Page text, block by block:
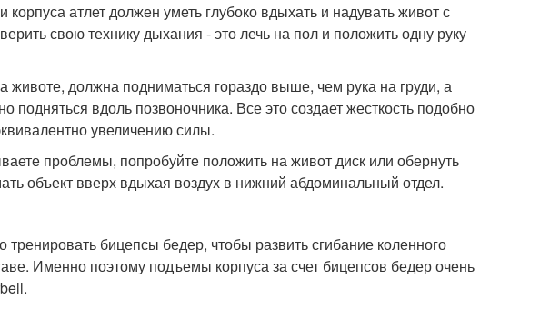
атлет должен уметь глубоко вдыхать и надувать живот с
свою технику дыхания - это лечь на пол и положить одну руку
животе, должна подниматься гораздо выше, чем рука на груди, а
вдоль позвоночника. Все это создает жесткость подобно
увеличению силы.
проблемы, попробуйте положить на живот диск или обернуть
объект вверх вдыхая воздух в нижний абдоминальный отдел.
бицепсы бедер, чтобы развить сгибание коленного
Именно поэтому подъемы корпуса за счет бицепсов бедер очень